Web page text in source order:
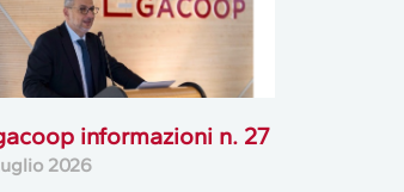
informazioni n. 27
2026